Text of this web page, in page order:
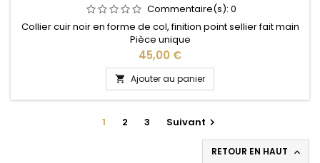
Commentaire(s): 0
Collier cuir noir en forme de col, finition point sellier fait main
Pièce unique
Prix
45,00 €
 Ajouter au panier
1 2 3 Suivant 
RETOUR EN HAUT 